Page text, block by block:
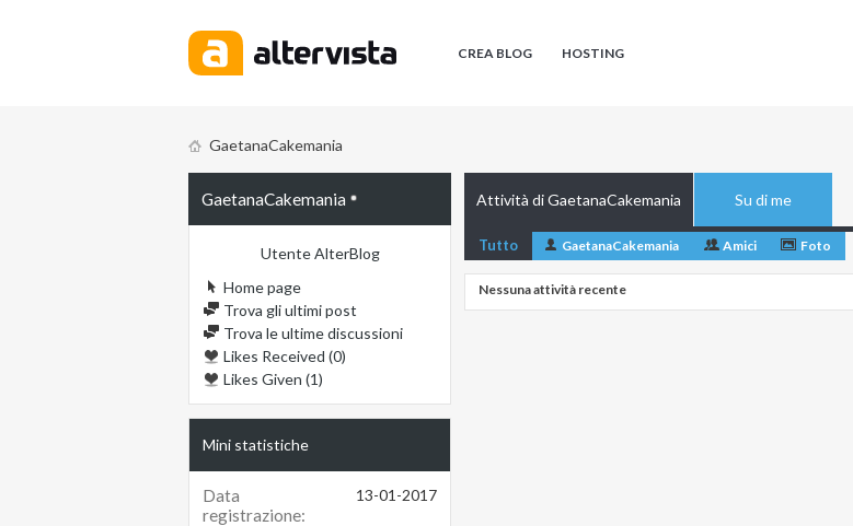
CREA BLOG HOSTING
GaetanaCakemania
GaetanaCakemania
Utente AlterBlog
Home page
Trova gli ultimi post
Trova le ultime discussioni
Likes Received (0)
Likes Given (1)
Mini statistiche
Data
registrazione
13-01-2017
Attività di GaetanaCakemania Su di me
Tutto GaetanaCakemania Amici Foto
Nessuna attività recente